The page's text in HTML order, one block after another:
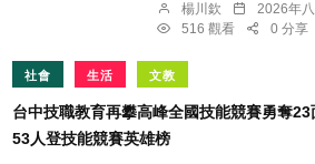
楊川欽
2026年
516 觀看
0 分享
社會 生活 文教
台中技職教育再攀高峰全國技能競賽勇奪23
53人登技能競賽英雄榜